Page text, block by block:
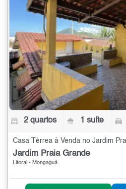
2 quartos 1 suíte
Jardim Praia Grande
Litoral - Mongaguá